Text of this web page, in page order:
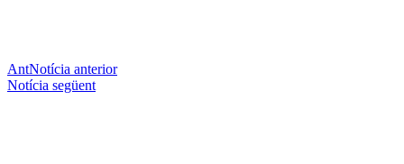
AntNotícia anterior
Notícia següent